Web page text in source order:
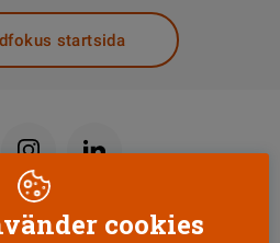
startsida
cookies